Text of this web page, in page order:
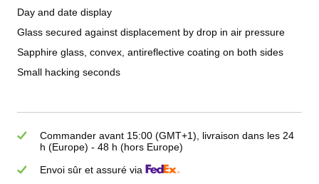
Day and date display
Glass secured against displacement by drop in air pressure
Sapphire glass, convex, antireflective coating on both sides
Small hacking seconds
Commander avant 15:00 (GMT+1), livraison dans les 24
h (Europe) - 48 h (hors Europe)
Envoi sûr et assuré via